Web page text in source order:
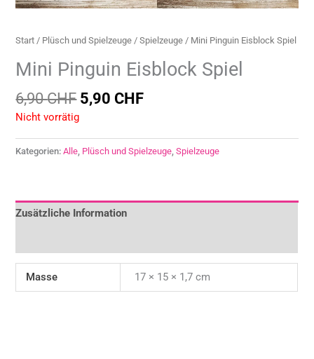
Start / Plüsch und Spielzeuge /Spielzeuge / Mini Pinguin Eisblock Spiel
Mini Pinguin Eisblock Spiel
6,90CHF 5,90 CHF
Nicht vorrätig
Kategorien:Alle, Plüsch und Spielzeuge,Spielzeuge
Zusätzliche Information
Masse 17 × 15 × 1,7 cm